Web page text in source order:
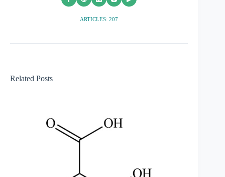
ARTICLES: 207
Related Posts